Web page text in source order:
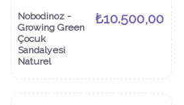
Nobodinoz -
Growing Green
Çocuk
Sandalyesi
Naturel
₺10.500,00